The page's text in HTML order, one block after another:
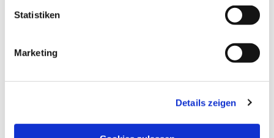
Statistiken
Marketing
Details zeigen